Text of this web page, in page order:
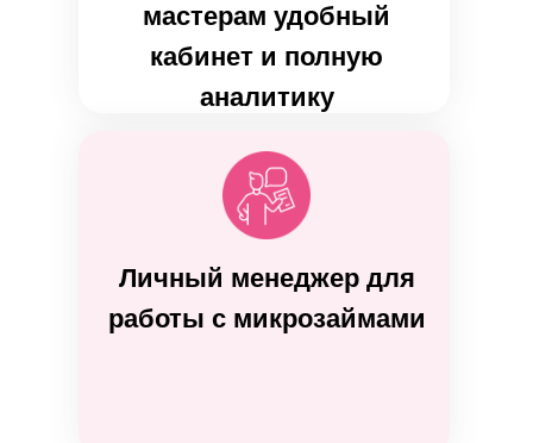
мастерам удобный
кабинет и полную
аналитику
Личный менеджер для
работы с микрозаймами